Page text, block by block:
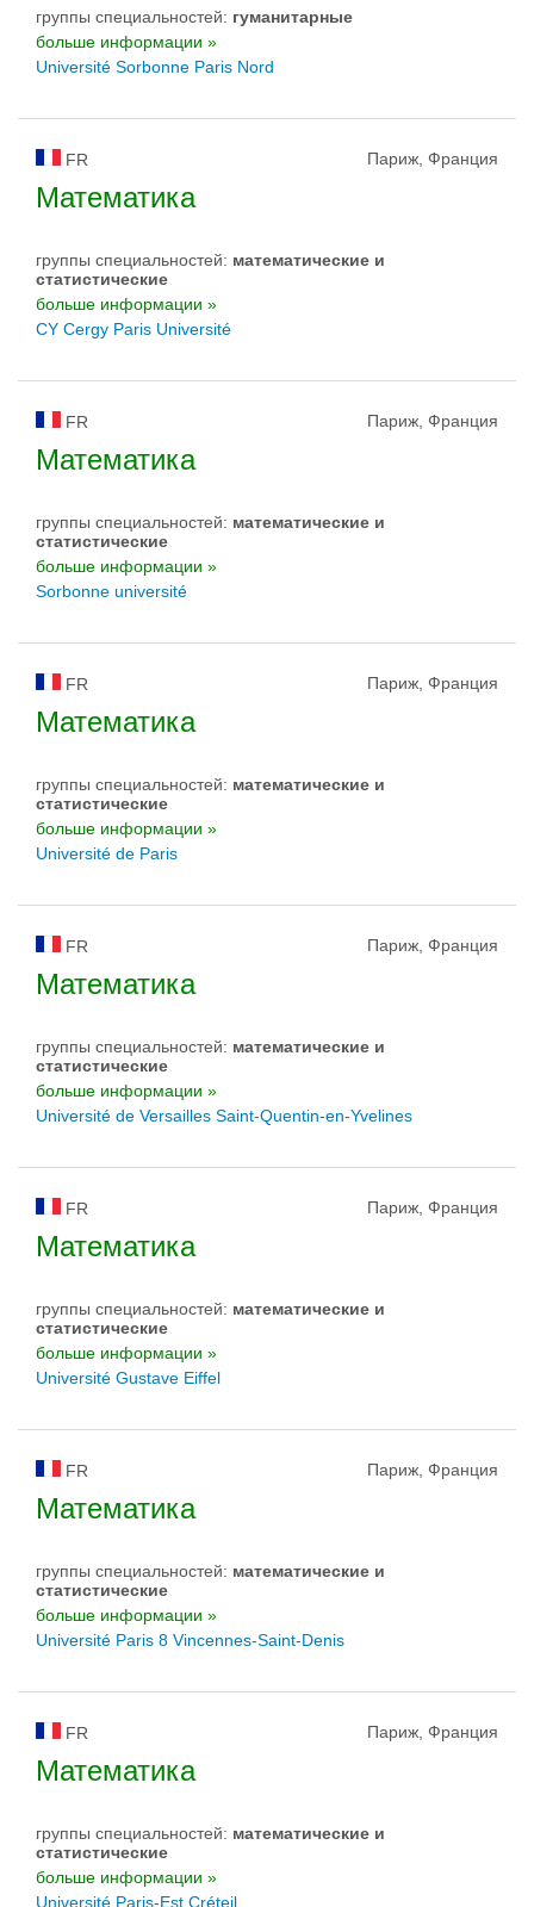
группы специальностей: гуманитарные
больше информации »
Université Sorbonne Paris Nord
FR Париж, Франция
Математика
группы специальностей: математические и
статистические
больше информации »
CY Cergy Paris Université
FR Париж, Франция
Математика
группы специальностей: математические и
статистические
больше информации »
Sorbonne université
FR Париж, Франция
Математика
группы специальностей: математические и
статистические
больше информации »
Université de Paris
FR Париж, Франция
Математика
группы специальностей: математические и
статистические
больше информации »
Université de Versailles Saint-Quentin-en-Yvelines
FR Париж, Франция
Математика
группы специальностей: математические и
статистические
больше информации »
Université Gustave Eiffel
FR Париж, Франция
Математика
группы специальностей: математические и
статистические
больше информации »
Université Paris 8 Vincennes-Saint-Denis
FR Париж, Франция
Математика
группы специальностей: математические и
статистические
больше информации »
Université Paris-Est Créteil